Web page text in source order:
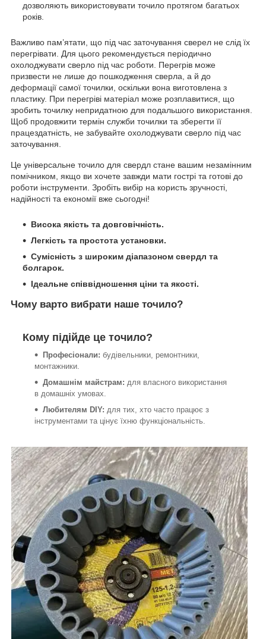
дозволяють використовувати точило протягом багатьох
років.
Кому підійде це точило?
Професіонали: будівельники, ремонтники,
монтажники.
Домашнім майстрам: для власного використання
в домашніх умовах.
Любителям DIY: для тих, хто часто працює з
інструментами та цінує їхню функціональність.
Чому варто вибрати наше точило?
Висока якість та довговічність.
Легкість та простота установки.
Сумісність з широким діапазоном свердл та
болгарок.
Ідеальне співвідношення ціни та якості.
Це універсальне точило для свердл стане вашим незамінним
помічником, якщо ви хочете завжди мати гострі та готові до
роботи інструменти. Зробіть вибір на користь зручності,
надійності та економії вже сьогодні!
Важливо пам’ятати, що під час заточування сверел не слід їх
перегрівати. Для цього рекомендується періодично
охолоджувати сверло під час роботи. Перегрів може
призвести не лише до пошкодження сверла, а й до
деформації самої точилки, оскільки вона виготовлена з
пластику. При перегріві матеріал може розплавитися, що
зробить точилку непридатною для подальшого використання.
Щоб продовжити термін служби точилки та зберегти її
працездатність, не забувайте охолоджувати сверло під час
заточування.